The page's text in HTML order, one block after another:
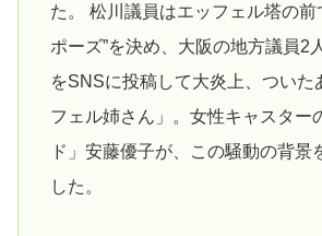
た。 松川議員はエッフェル塔の前
ポーズ”を決め、大阪の地方議員2
をSNSに投稿して大炎上、ついた
フェル姉さん」。女性キャスター
ド」安藤優子が、この騒動の背景
した。